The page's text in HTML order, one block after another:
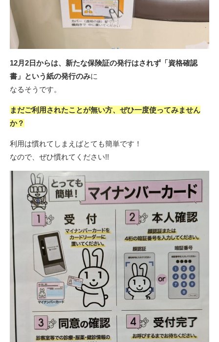
12月2日からは、新たな保険証の発行はされず「資格確認
書」という紙の発行のみに
なるそうです。
まだご利用されたことが無い方、ぜひ一度使ってみません
か？
利用は慣れてしまえばとても簡単です！
なので、ぜひ慣れてください!!